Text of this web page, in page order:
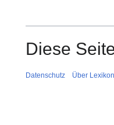
Diese
Datenschutz Über